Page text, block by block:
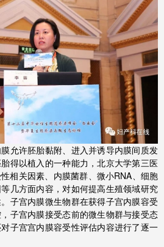
允许胚胎黏附、进入并诱导内膜间质发
得以植入的一种能力，北京大学第三医
相关因素、内膜菌群、微小RNA、细胞
几方面内容，对如何提高生殖领域研究
子宫内膜微生物群在获得子宫内膜容受
子宫内膜接受态前的微生物群与接受态
子宫宫内膜容受性评估内容进行了逐一